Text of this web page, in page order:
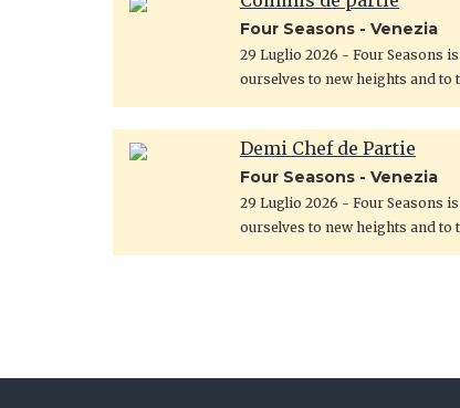
Four Seasons - Venezia
29 Luglio 2026 - Four Seasons
ourselves to new heights and to
Demi Chef de Partie
Four Seasons - Venezia
29 Luglio 2026 - Four Seasons
ourselves to new heights and to